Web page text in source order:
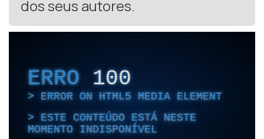
dos seus autores.
ERRO 100
ERROR ON HTML5 MEDIA ELEMENT
ESTE CONTEÚDO ESTÁ NESTE
MOMENTO INDISPONÍVEL